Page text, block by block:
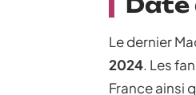
Le dernier
2024. Les
France ainsi